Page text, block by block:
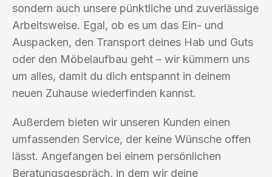
sondern auch unsere pünktliche und zuverlässige
Arbeitsweise. Egal, ob es um das Ein- und
Auspacken, den Transport deines Hab und Guts
oder den Möbelaufbau geht – wir kümmern uns
um alles, damit du dich entspannt in deinem
neuen Zuhause wiederfinden kannst.
Außerdem bieten wir unseren Kunden einen
umfassenden Service, der keine Wünsche offen
lässt. Angefangen bei einem persönlichen
Beratungsgespräch, in dem wir deine